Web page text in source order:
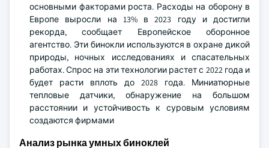
основными факторами роста. Расходы на оборону в
Европе выросли на 13% в 2023 году и достигли
рекорда, сообщает Европейское оборонное
агентство. Эти бинокли используются в охране дикой
природы, ночных исследованиях и спасательных
работах. Спрос на эти технологии растет с 2022 года и
будет расти вплоть до 2028 года. Миниатюрные
тепловые датчики, обнаружение на большом
расстоянии и устойчивость к суровым условиям
создаются фирмами
Анализ рынка умных биноклей